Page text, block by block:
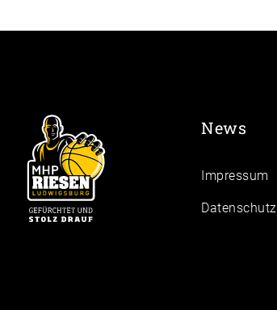
News
Impressum
Daten­schutz